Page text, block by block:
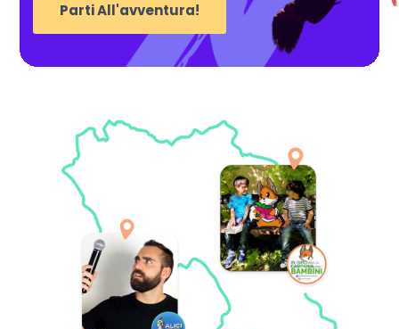
Parti All'avventura!